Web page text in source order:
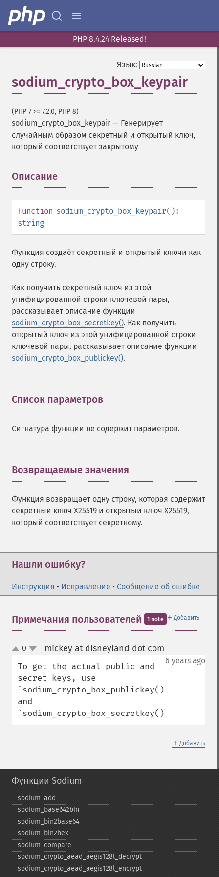
PHP 8.4.24 Released!
Язык:
sodium_crypto_box_keypair
(PHP 7 >= 7.2.0, PHP 8)
sodium_crypto_box_keypair — Генерирует
случайным образом секретный и открытый ключ,
который соответствует закрытому
Описание
function sodium_crypto_box_keypair():
string
Функция создаёт секретный и открытый ключи как
одну строку.
Как получить секретный ключ из этой
унифицированной строки ключевой пары,
рассказывает описание функции
sodium_crypto_box_secretkey(). Как получить
открытый ключ из этой унифицированной строки
ключевой пары, рассказывает описание функции
sodium_crypto_box_publickey().
Список параметров
Сигнатура функции не содержит параметров.
Возвращаемые значения
Функция возвращает одну строку, которая содержит
секретный ключ X25519 и открытый ключ X25519,
который соответствует секретному.
Нашли ошибку?
Инструкция • Исправление • Сообщение об ошибке
＋ Добавить
Примечания пользователей 1 note
up
down
0 mickey at disneyland dot com
6 years ago
To get the actual public and
secret keys, use
`sodium_crypto_box_publickey()`
and
`sodium_crypto_box_secretkey()`.
＋ Добавить
Функции Sodium
sodium_​add
sodium_​base642bin
sodium_​bin2base64
sodium_​bin2hex
sodium_​compare
sodium_​crypto_​aead_​aegis128l_​decrypt
sodium_​crypto_​aead_​aegis128l_​encrypt